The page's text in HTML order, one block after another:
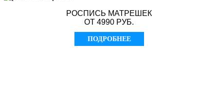
РОСПИСЬ МАТРЕШЕК
ОТ 4990 РУБ.
ПОДРОБНЕЕ